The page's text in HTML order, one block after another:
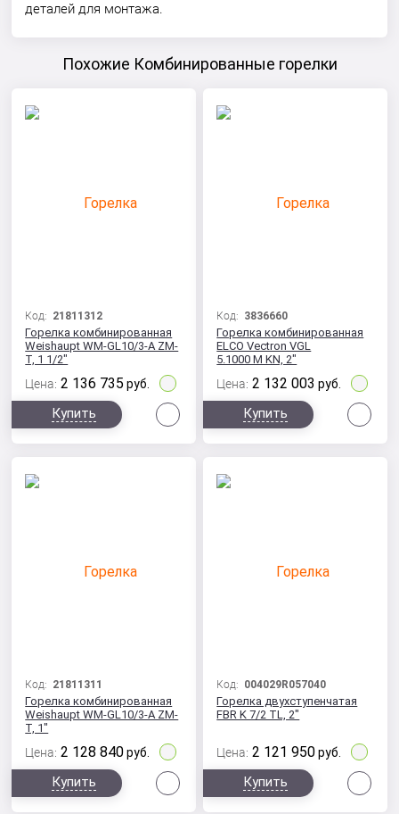
деталей для монтажа.
Похожие Комбинированные горелки
Код: 21811312
Горелка комбинированная
Weishaupt WM-GL10/3-A ZM-
T, 1 1/2"
Цена: 2 136 735 руб.
Купить
Код: 3836660
Горелка комбинированная
ELCO Vectron VGL
5.1000 M KN, 2"
Цена: 2 132 003 руб.
Купить
Код: 21811311
Горелка комбинированная
Weishaupt WM-GL10/3-A ZM-
T, 1"
Цена: 2 128 840 руб.
Купить
Код: 004029R057040
Горелка двухступенчатая
FBR K 7/2 TL, 2"
Цена: 2 121 950 руб.
Купить